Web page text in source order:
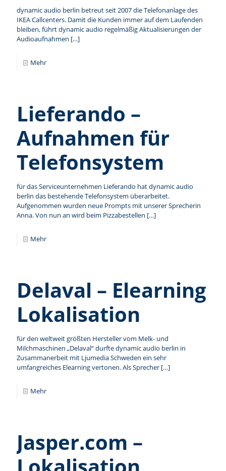
dynamic audio berlin betreut seit 2007 die Telefonanlage des
IKEA Callcenters. Damit die Kunden immer auf dem Laufenden
bleiben, führt dynamic audio regelmäßig Aktualisierungen der
Audioaufnahmen […]
Mehr
Lieferando –
Aufnahmen für
Telefonsystem
für das Serviceunternehmen Lieferando hat dynamic audio
berlin das bestehende Telefonsystem überarbeitet.
Aufgenommen wurden neue Prompts mit unserer Sprecherin
Anna. Von nun an wird beim Pizzabestellen […]
Mehr
Delaval – Elearning
Lokalisation
für den weltweit größten Hersteller vom Melk- und
Milchmaschinen „Delaval“ durfte dynamic audio berlin in
Zusammanerbeit mit Ljumedia Schweden ein sehr
umfangreiches Elearning vertonen. Als Sprecher […]
Mehr
Jasper.com –